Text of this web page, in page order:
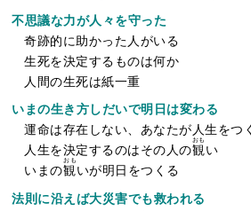
不思議な力が人々を守った
奇跡的に助かった人がいる
生死を決定するものは何か
人間の生死は紙一重
いまの生き方しだいで明日は変わる
運命は存在しない、あなたが人生をつ
人生を決定するのはその人の観
おも
い
いまの観
おも
いが明日をつくる
法則に沿えば大災害でも救われる